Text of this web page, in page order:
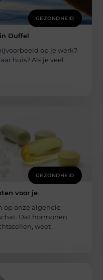
GEZONDHEID
Duffel
op je werk?
huis? Als je veel
GEZONDHEID
voor je
op onze algehele
Dat hormonen
weet